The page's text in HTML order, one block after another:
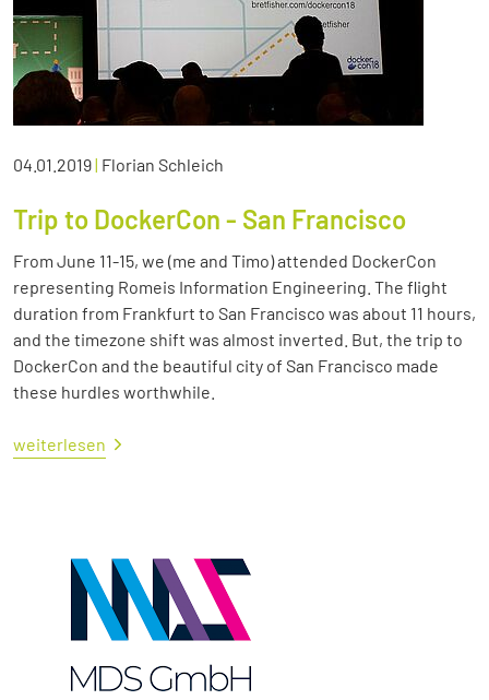
04.01.2019| Florian Schleich
Trip to DockerCon - San Francisco
From June 11-15, we (me and Timo) attended DockerCon
representing Romeis Information Engineering. The flight
duration from Frankfurt to San Francisco was about 11 hours,
and the timezone shift was almost inverted. But, the trip to
DockerCon and the beautiful city of San Francisco made
these hurdles worthwhile.
weiterlesen